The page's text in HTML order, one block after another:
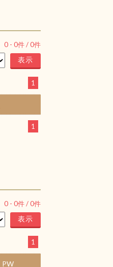
0 - 0件 /0件
1
1
0 - 0件 /0件
1
PW